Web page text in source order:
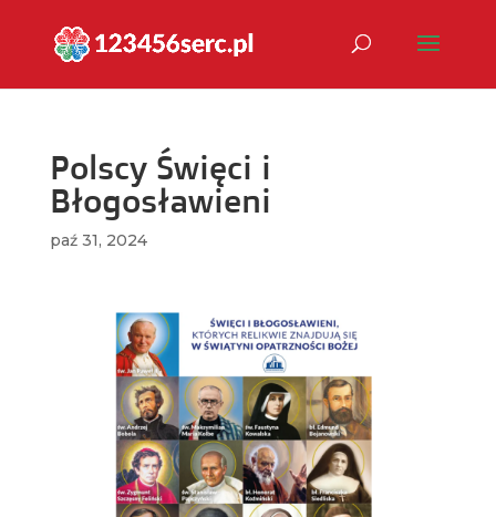
Polscy Święci i
Błogosławieni
paź 31, 2024